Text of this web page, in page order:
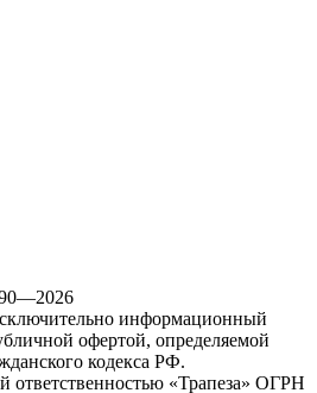
информационный
офертой, определяемой
кодекса РФ.
ответственностью «Трапеза» ОГРН